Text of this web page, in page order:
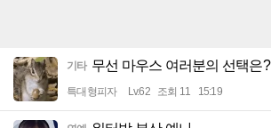
기타 무선 마우스 여러분의 선택은?
특대형피자 Lv.62 조회 11 15:19